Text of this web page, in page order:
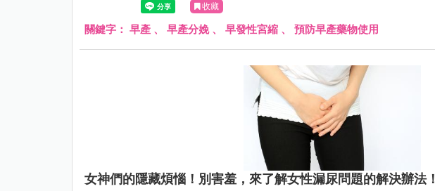
收藏
關鍵字： 早產 、 早產分娩、 早發性宮縮 、 預防早產藥物使用
女神們的隱藏煩惱！別害羞，來了解女性漏尿問題的解決辦法！